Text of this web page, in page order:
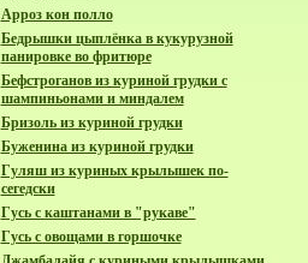
Арроз кон полло
Бедрышки цыплёнка в кукурузной
панировке во фритюре
Бефстроганов из куриной грудки с
шампиньонами и миндалем
Бризоль из куриной грудки
Буженина из куриной грудки
Гуляш из куриных крылышек по-
сегедски
Гусь с каштанами в "рукаве"
Гусь с овощами в горшочке